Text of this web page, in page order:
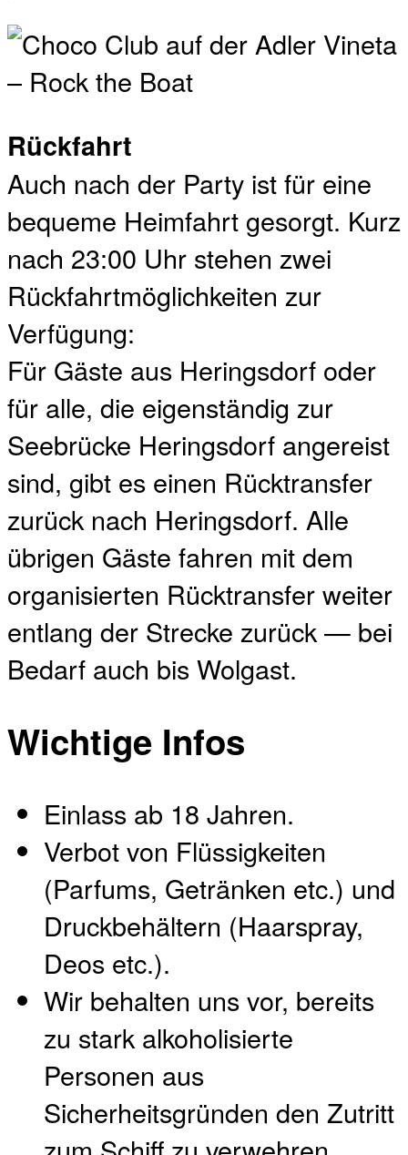
Rückfahrt
Auch nach der Party ist für eine
bequeme Heimfahrt gesorgt. Kurz
nach 23:00 Uhr stehen zwei
Rückfahrtmöglichkeiten zur
Verfügung:
Für Gäste aus Heringsdorf oder
für alle, die eigenständig zur
Seebrücke Heringsdorf angereist
sind, gibt es einen Rücktransfer
zurück nach Heringsdorf. Alle
übrigen Gäste fahren mit dem
organisierten Rücktransfer weiter
entlang der Strecke zurück — bei
Bedarf auch bis Wolgast.
Wichtige Infos
Einlass ab 18 Jahren.
Verbot von Flüssigkeiten
(Parfums, Getränken etc.) und
Druckbehältern (Haarspray,
Deos etc.).
Wir behalten uns vor, bereits
zu stark alkoholisierte
Personen aus
Sicherheitsgründen den Zutritt